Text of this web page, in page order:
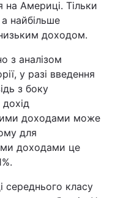
Америці. Тільки
найбільше
доходом.
з аналізом
у разі введення
з боку
доходами може
для
доходами це
середнього класу